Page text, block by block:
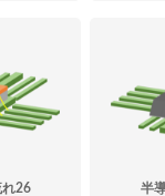
れ26 半